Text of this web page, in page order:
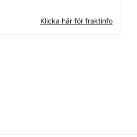
Klicka här för fraktinfo